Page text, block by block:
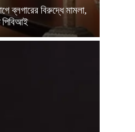
ব্লগারের বিরুদ্ধে মামলা,